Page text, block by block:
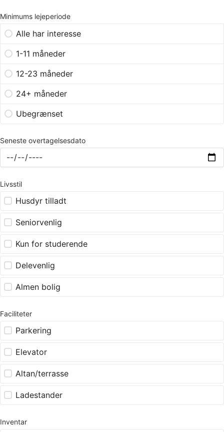
Minimums lejeperiode
Alle har interesse
1-11 måneder
12-23 måneder
24+ måneder
Ubegrænset
Seneste overtagelsesdato
Livsstil
Husdyr tilladt
Seniorvenlig
Kun for studerende
Delevenlig
Almen bolig
Faciliteter
Parkering
Elevator
Altan/terrasse
Ladestander
Inventar